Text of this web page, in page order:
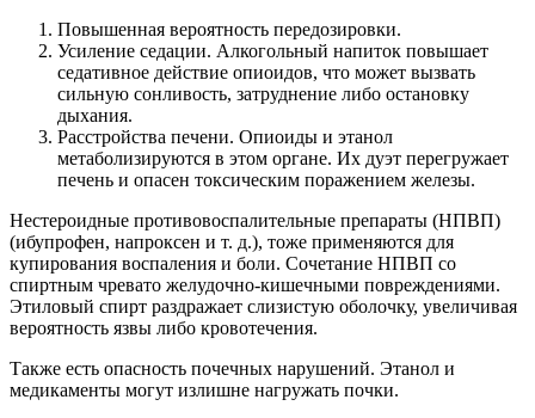
Повышенная вероятность передозировки.
Усиление седации. Алкогольный напиток повышает
седативное действие опиоидов, что может вызвать
сильную сонливость, затруднение либо остановку
дыхания.
Расстройства печени. Опиоиды и этанол
метаболизируются в этом органе. Их дуэт перегружает
печень и опасен токсическим поражением железы.
Нестероидные противовоспалительные препараты (НПВП)
(ибупрофен, напроксен и т. д.), тоже применяются для
купирования воспаления и боли. Сочетание НПВП со
спиртным чревато желудочно-кишечными повреждениями.
Этиловый спирт раздражает слизистую оболочку, увеличивая
вероятность язвы либо кровотечения.
Также есть опасность почечных нарушений. Этанол и
медикаменты могут излишне нагружать почки.